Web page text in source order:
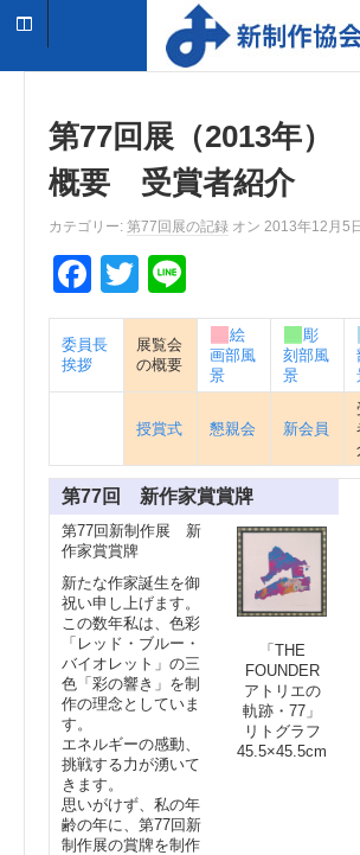
第77回展（2013年）
概要 受賞者紹介
カテゴリー: 第77回展の記録 オン 2013年12月5日
F
a
c
e
o
o
k
T
wi
tt
er
n
委員長
挨拶
展覧会
の概要
絵
画部風
景
彫
刻部風
景
授賞式 懇親会 新会員
第77回 新作家賞賞牌
第77回新制作展 新
作家賞賞牌
新たな作家誕生を御
祝い申し上げます。
この数年私は、色彩
「レッド・ブルー・
バイオレット」の三
色「彩の響き」を制
作の理念としていま
す。
エネルギーの感動、
挑戦する力が湧いて
きます。
思いがけず、私の年
齢の年に、第77回新
制作展の賞牌を制作
「THE
FOUNDER
アトリエの
軌跡・77」
リトグラフ
45.5×45.5cm